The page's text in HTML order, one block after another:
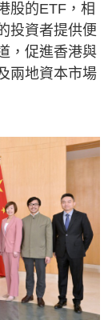
股的ETF，相
投資者提供便
，促進香港與
兩地資本市場